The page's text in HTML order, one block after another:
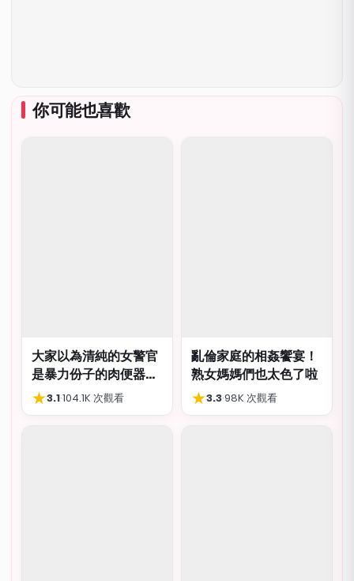
你可能也喜歡
大家以為清純的女警官
是暴力份子的肉便器，
肛交多P都可以
★3.1·104.1K 次觀看
亂倫家庭的相姦饗宴！
熟女媽媽們也太色了啦
★3.3·98K 次觀看